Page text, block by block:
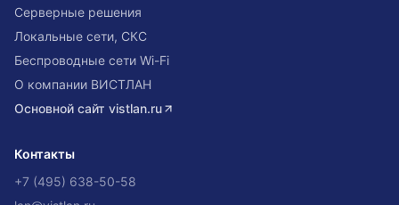
Серверные решения
Локальные сети, СКС
Беспроводные сети Wi-Fi
О компании ВИСТЛАН
Основной сайт vistlan.ru
Контакты
+7 (495) 638-50-58